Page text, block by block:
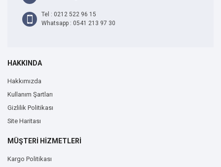
Tel : 0212 522 96 15
Whatsapp : 0541 213 97 30
HAKKINDA
Hakkımızda
Kullanım Şartları
Gizlilik Politikası
Site Haritası
MÜŞTERİ HİZMETLERİ
Kargo Politikası